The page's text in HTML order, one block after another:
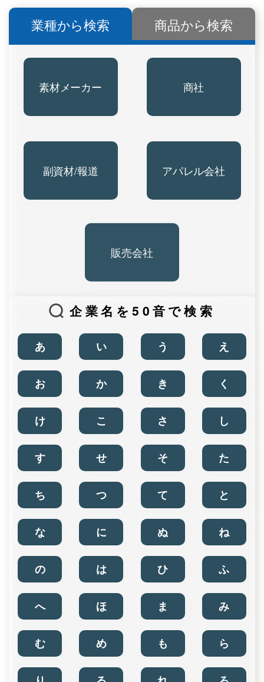
業種から検索
素材メーカー 商社
副資材/報道 アパレル会社
販売会社
商品から検索
企業名を50音で検索
あ い う え
お か き く
け こ さ し
す せ そ た
ち つ て と
な に ぬ ね
の は ひ ふ
へ ほ ま み
む め も ら